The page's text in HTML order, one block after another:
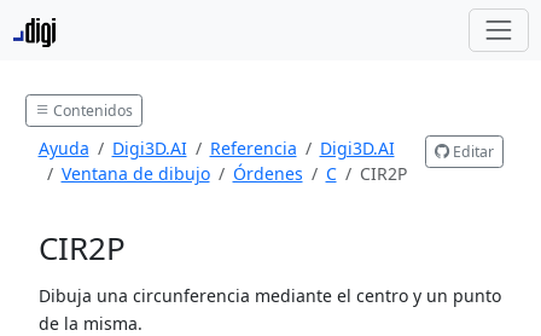
Contenidos
Ayuda Digi3D.AI Referencia
Digi3D.AI
Ventana de dibujo
Órdenes C CIR2P
Editar
CIR2P
Dibuja una circunferencia mediante el centro y un punto
de la misma.